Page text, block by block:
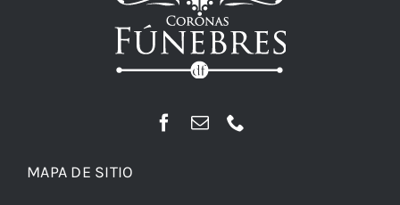
MAPA DE SITIO